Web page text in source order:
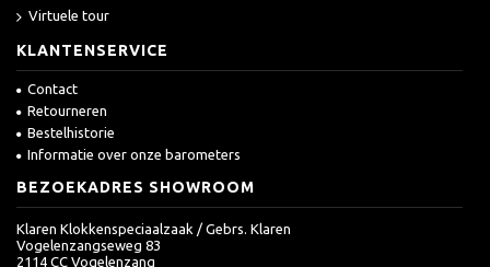
Virtuele tour
KLANTENSERVICE
Contact
Retourneren
Bestelhistorie
Informatie over onze barometers
BEZOEKADRES SHOWROOM
Klaren Klokkenspeciaalzaak / Gebrs. Klaren
Vogelenzangseweg 83
2114 CC Vogelenzang